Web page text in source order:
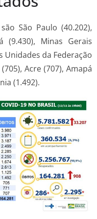
São Paulo (40.202),
(9.430), Minas Gerais
Unidades da Federação
Acre (707), Amapá
(1.492).